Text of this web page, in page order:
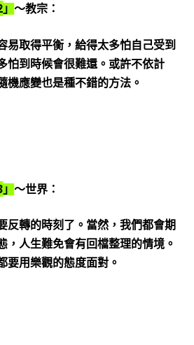
」 ～教宗：
易取得平衡，給得太多怕自己受到
怕到時候會很難還。或許不依計
機應變也是種不錯的方法。
」 ～世界：
反轉的時刻了。當然，我們都會期
，人生難免會有回檔整理的情境。
要用樂觀的態度面對。